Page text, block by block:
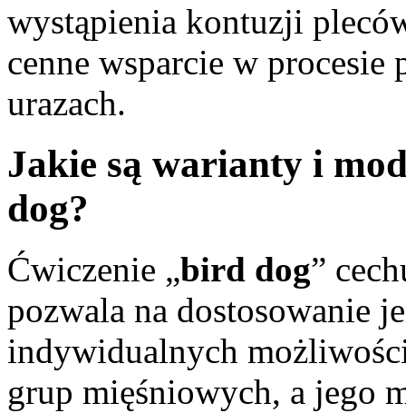
wystąpienia kontuzji
cenne wsparcie w procesie
urazach.
Jakie są warianty i
dog?
Ćwiczenie „bird dog”
pozwala na dostosowanie
indywidualnych
grup mięśniowych, a jego